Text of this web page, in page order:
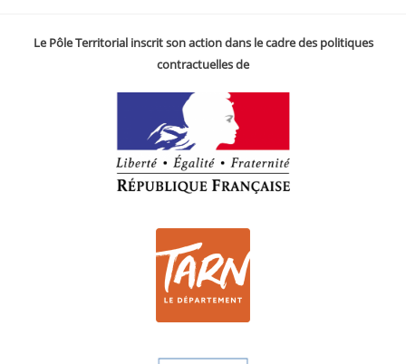
Le Pôle Territorial inscrit son action dans le cadre des politiques
contractuelles de